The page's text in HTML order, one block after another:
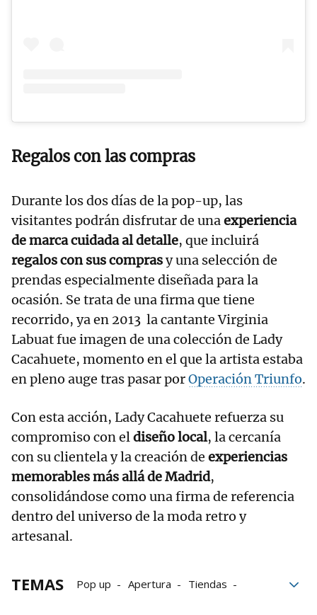
Regalos con las compras
Durante los dos días de la pop-up, las
visitantes podrán disfrutar de unaexperiencia
de marca cuidada al detalle, que incluirá
regalos con sus comprasy una selección de
prendas especialmente diseñada para la
ocasión. Se trata de una firma que tiene
recorrido, ya en 2013 la cantante Virginia
Labuat fue imagen de una colección de Lady
Cacahuete, momento en el que la artista estaba
en pleno auge tras pasar porOperación Triunfo.
Con esta acción, Lady Cacahuete refuerza su
compromiso con eldiseño local, la cercanía
con su clientela y la creación de experiencias
memorables más allá de Madrid,
consolidándose como una firma de referencia
dentro del universo de la moda retro y
artesanal.
TEMAS Pop up Apertura
Tiendas